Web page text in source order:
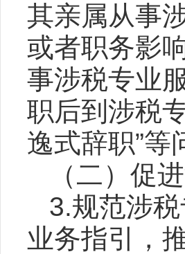
其亲属从事
或者职务影
事涉税专业
职后到涉税
逸式辞职”等
（二）促
3.规范涉
业务指引，